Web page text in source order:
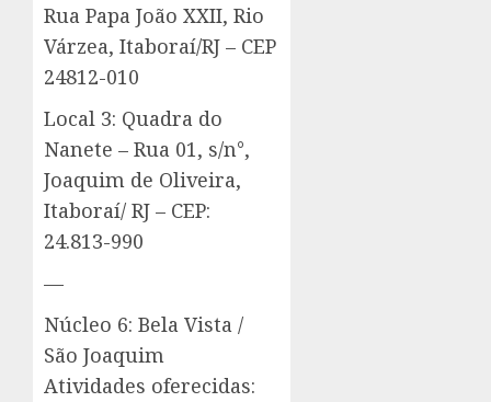
Rua Papa João XXII, Rio
Várzea, Itaboraí/RJ – CEP
24812-010
Local 3: Quadra do
Nanete – Rua 01, s/n°,
Joaquim de Oliveira,
Itaboraí/ RJ – CEP:
24.813-990
—
Núcleo 6: Bela Vista /
São Joaquim
Atividades oferecidas: